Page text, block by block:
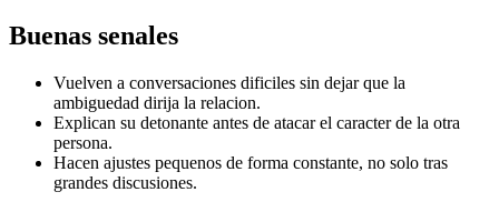
Buenas senales
Vuelven a conversaciones dificiles sin dejar que la
ambiguedad dirija la relacion.
Explican su detonante antes de atacar el caracter de la otra
persona.
Hacen ajustes pequenos de forma constante, no solo tras
grandes discusiones.